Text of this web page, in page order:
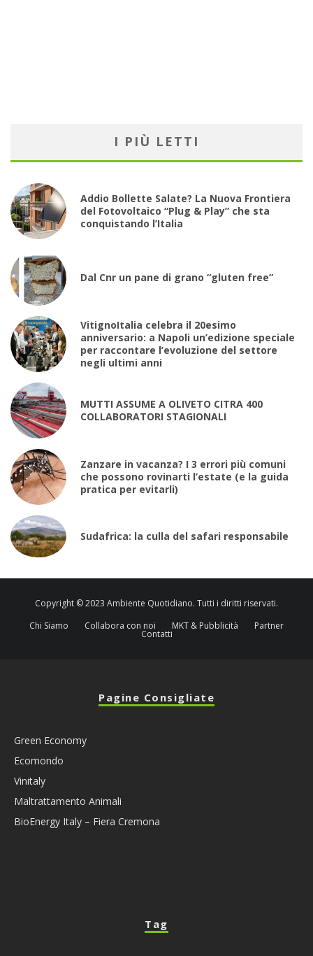
I PIÙ LETTI
Addio Bollette Salate? La Nuova Frontiera
del Fotovoltaico “Plug & Play” che sta
conquistando l’Italia
Dal Cnr un pane di grano “gluten free”
VitignoItalia celebra il 20esimo
anniversario: a Napoli un’edizione speciale
per raccontare l’evoluzione del settore
negli ultimi anni
MUTTI ASSUME A OLIVETO CITRA 400
COLLABORATORI STAGIONALI
Zanzare in vacanza? I 3 errori più comuni
che possono rovinarti l’estate (e la guida
pratica per evitarli)
Sudafrica: la culla del safari responsabile
Copyright © 2023 Ambiente Quotidiano. Tutti i diritti riservati.
Chi Siamo
Collabora con noi MKT & Pubblicità Partner
Contatti
Pagine Consigliate
Green Economy
Ecomondo
Vinitaly
Maltrattamento Animali
BioEnergy Italy – Fiera Cremona
Tag